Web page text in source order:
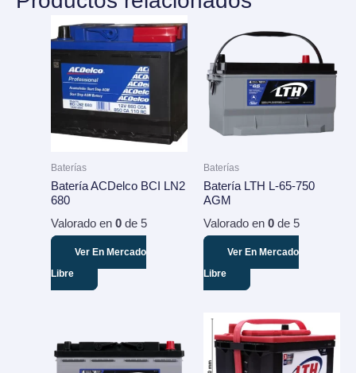
Baterías
Batería ACDelco BCI LN2
680
Valorado en 0de 5
Ver En Mercado
Libre
Baterías
Batería LTH L-65-750
AGM
Valorado en 0de 5
Ver En Mercado
Libre